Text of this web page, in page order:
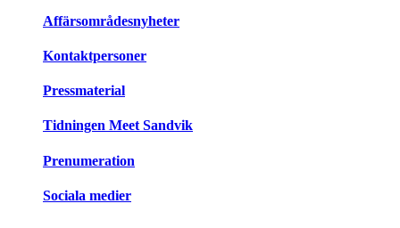
Affärsområdesnyheter
Kontaktpersoner
Pressmaterial
Tidningen Meet Sandvik
Prenumeration
Sociala medier